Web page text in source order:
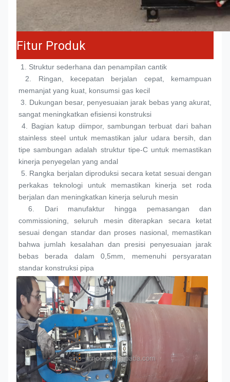
Fitur Produk
1. Struktur sederhana dan penampilan cantik
2. Ringan, kecepatan berjalan cepat, kemampuan
memanjat yang kuat, konsumsi gas kecil
3. Dukungan besar, penyesuaian jarak bebas yang akurat,
sangat meningkatkan efisiensi konstruksi
4. Bagian katup diimpor, sambungan terbuat dari bahan
stainless steel untuk memastikan jalur udara bersih, dan
tipe sambungan adalah struktur tipe-C untuk memastikan
kinerja penyegelan yang andal
5. Rangka berjalan diproduksi secara ketat sesuai dengan
perkakas teknologi untuk memastikan kinerja set roda
berjalan dan meningkatkan kinerja seluruh mesin
6. Dari manufaktur hingga pemasangan dan
commissioning, seluruh mesin diterapkan secara ketat
sesuai dengan standar dan proses nasional, memastikan
bahwa jumlah kesalahan dan presisi penyesuaian jarak
bebas berada dalam 0,5mm, memenuhi persyaratan
standar konstruksi pipa